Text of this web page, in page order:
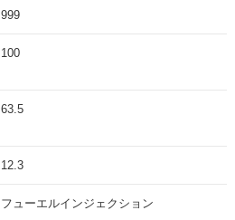
999
100
63.5
12.3
フューエルインジェクション